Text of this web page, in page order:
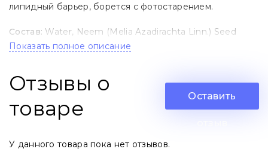
липидный барьер, борется с фотостарением.
Состав:Water, Neem (Melia Azadirachta Linn.) Seed
Wax, Oryza Sativa (Rice) Germ Oil, Caprylic/Capric
(Avocado) Oil, Niacinamide, Glyceryl Stearate, Tocopherol
(Vitamin E), Symphytum Officinale (Comfrey) Root
Extract, Benzyl Alcohol, Ethylhexylglycerin,
Amorphophallus Konjac Root Powder, Rosmarinus
(Green Tea) Leaf Extract, Centaurea Cyanus (Cornflower)
Показать полное описание
Отзывы о
товаре
Оставить
У данного товара пока нет отзывов.